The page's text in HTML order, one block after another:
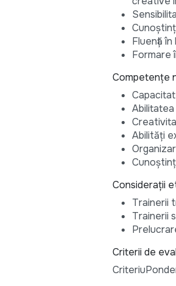
Fluență
Formare
Competențe
Abilități
Considerații
Trainerii
Trainerii
Criterii de